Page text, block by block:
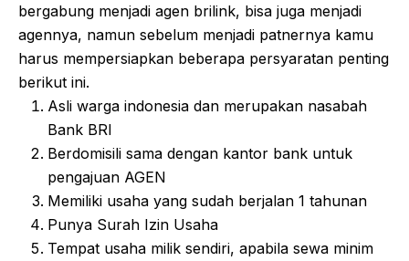
bergabung menjadi agen brilink, bisa juga menjadi
agennya, namun sebelum menjadi patnernya kamu
harus mempersiapkan beberapa persyaratan penting
berikut ini.
Asli warga indonesia dan merupakan nasabah
Bank BRI
Berdomisili sama dengan kantor bank untuk
pengajuan AGEN
Memiliki usaha yang sudah berjalan 1 tahunan
Punya Surah Izin Usaha
Tempat usaha milik sendiri, apabila sewa minim